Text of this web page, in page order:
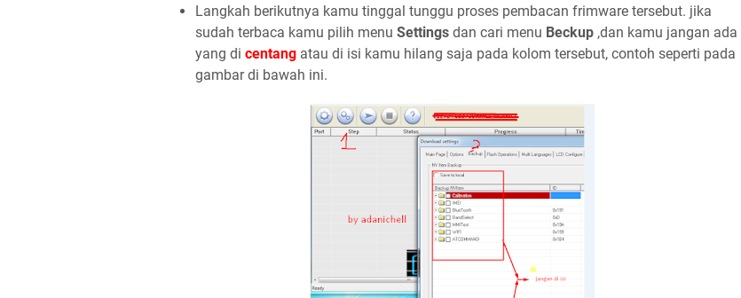
Langkah berikutnya kamu tinggal tunggu proses pembacan frimware tersebut. jika
sudah terbaca kamu pilih menu Settings dan cari menu Beckup ,dan kamu jangan ada
yang di centang atau di isi kamu hilang saja pada kolom tersebut, contoh seperti pada
gambar di bawah ini.